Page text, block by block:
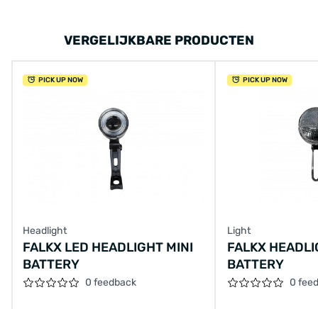
VERGELIJKBARE PRODUCTEN
PICK UP NOW
Headlight
FALKX LED HEADLIGHT MINI
BATTERY
0 feedback
PICK UP NOW
Light
FALKX
BATTERY
0